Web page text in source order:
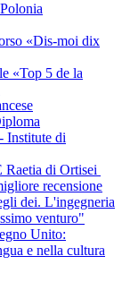
«Dis-moi dix
«Top 5 de la
Institute di
Raetia di Ortisei
recensione
dei. L'ingegneria
venturo"
Unito:
e nella cultura